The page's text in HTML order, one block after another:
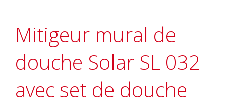
Mitigeur mural de
douche Solar SL 032
avec set de douche